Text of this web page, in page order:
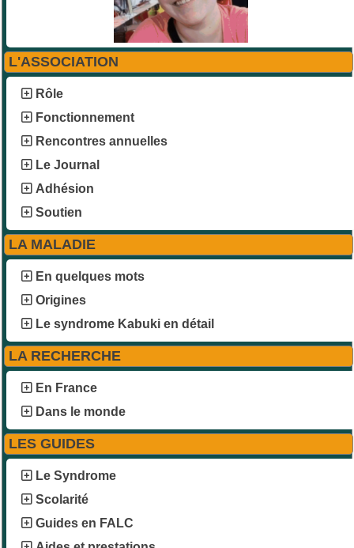
L'ASSOCIATION
Rôle
Fonctionnement
Rencontres annuelles
Le Journal
Adhésion
Soutien
LA MALADIE
En quelques mots
Origines
Le syndrome Kabuki en détail
LA RECHERCHE
En France
Dans le monde
LES GUIDES
Le Syndrome
Scolarité
Guides en FALC